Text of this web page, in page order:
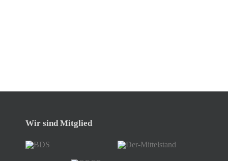
Wir sind Mitglied